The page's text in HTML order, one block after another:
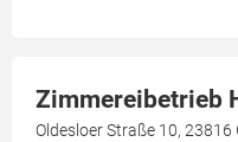
Zimmereibetrieb
Oldesloer Straße 10,